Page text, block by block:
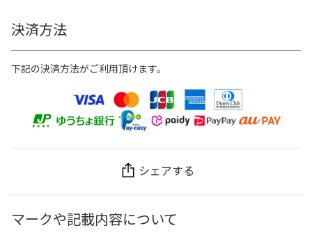
決済方法
下記の決済方法がご利用頂けます。
シェアする
マークや記載内容について